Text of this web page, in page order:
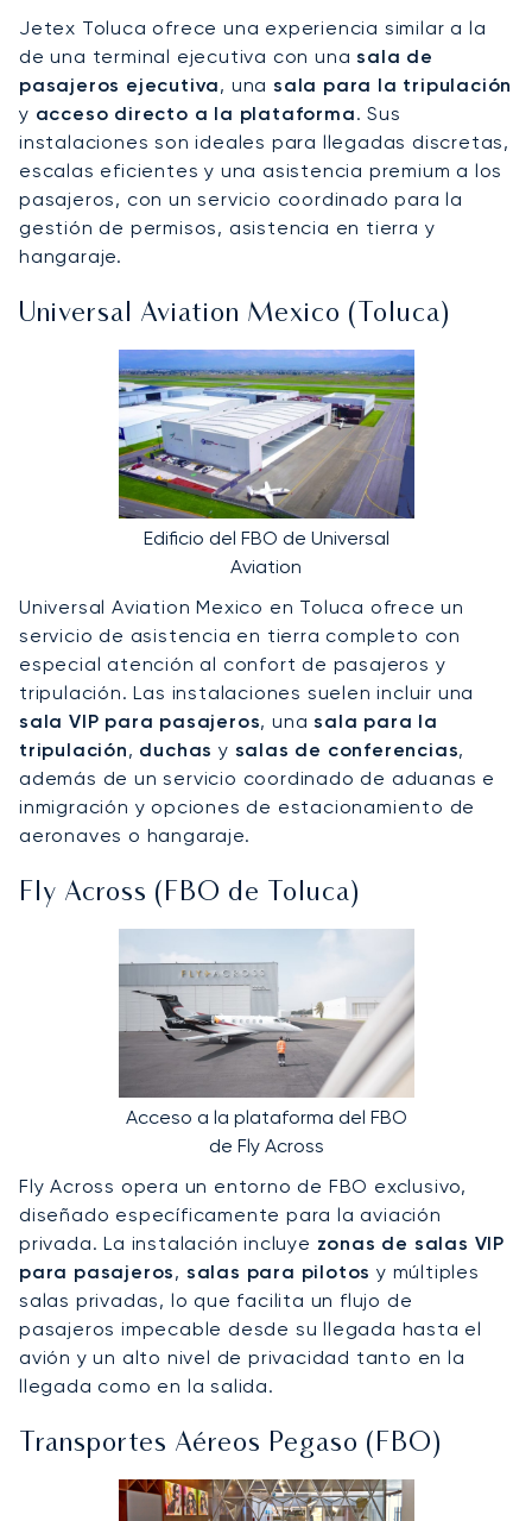
Jetex Toluca ofrece una experiencia similar a la
de una terminal ejecutiva con unasala de
pasajeros ejecutiva, unasala para la tripulación
y acceso directo a la plataforma. Sus
instalaciones son ideales para llegadas discretas,
escalas eficientes y una asistencia premium a los
pasajeros, con un servicio coordinado para la
gestión de permisos, asistencia en tierra y
hangaraje.
Universal Aviation Mexico (Toluca)
Edificio del FBO de Universal
Aviation
Universal Aviation Mexico en Toluca ofrece un
servicio de asistencia en tierra completo con
especial atención al confort de pasajeros y
tripulación. Las instalaciones suelen incluir una
sala VIP para pasajeros, unasala para la
tripulación, duchas y salas de conferencias,
además de un servicio coordinado de aduanas e
inmigración y opciones de estacionamiento de
aeronaves o hangaraje.
Fly Across (FBO de Toluca)
Acceso a la plataforma del FBO
de Fly Across
Fly Across opera un entorno de FBO exclusivo,
diseñado específicamente para la aviación
privada. La instalación incluye zonas de salas VIP
para pasajeros, salas para pilotos y múltiples
salas privadas, lo que facilita un flujo de
pasajeros impecable desde su llegada hasta el
avión y un alto nivel de privacidad tanto en la
llegada como en la salida.
Transportes Aéreos Pegaso (FBO)